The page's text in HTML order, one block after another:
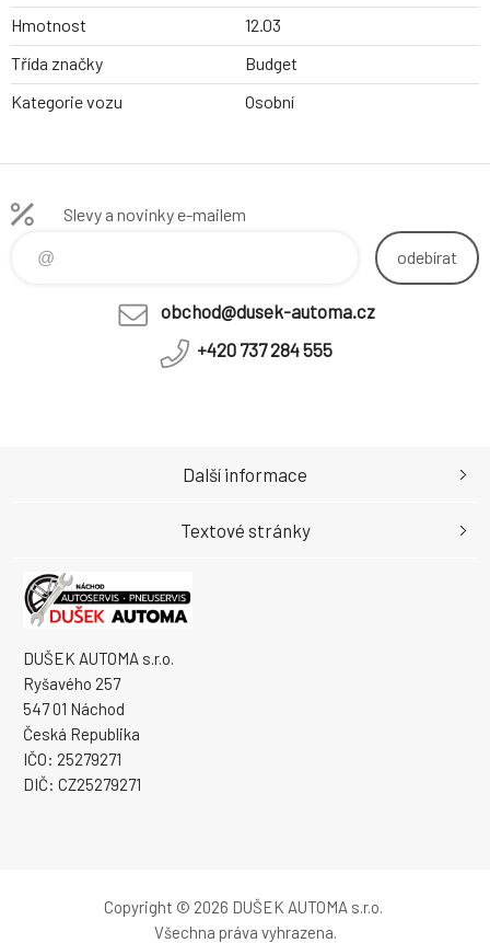
Hmotnost
12.03
Třída značky
Budget
Kategorie vozu
Osobní
Slevy a novinky e-mailem
odebírat
obchod@dusek-automa.cz
+420 737 284 555
DUŠEK AUTOMA s.r.o.
Ryšavého 257
547 01 Náchod
Česká Republika
IČO: 25279271
DIČ: CZ25279271
Další informace
Textové stránky
Copyright © 2026 DUŠEK AUTOMA s.r.o.
Všechna práva vyhrazena.